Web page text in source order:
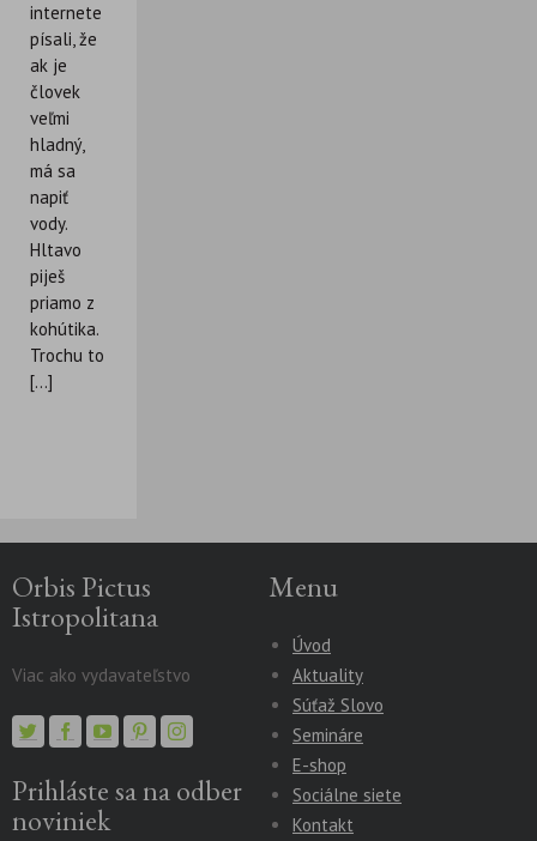
internete
písali, že
ak je
človek
veľmi
hladný,
má sa
napiť
vody.
Hltavo
piješ
priamo z
kohútika.
Trochu to
[...]
Orbis Pictus
Istropolitana
Viac ako vydavateľstvo
Prihláste sa na odber
noviniek
Menu
Úvod
Aktuality
Súťaž Slovo
Semináre
E-shop
Sociálne siete
Kontakt